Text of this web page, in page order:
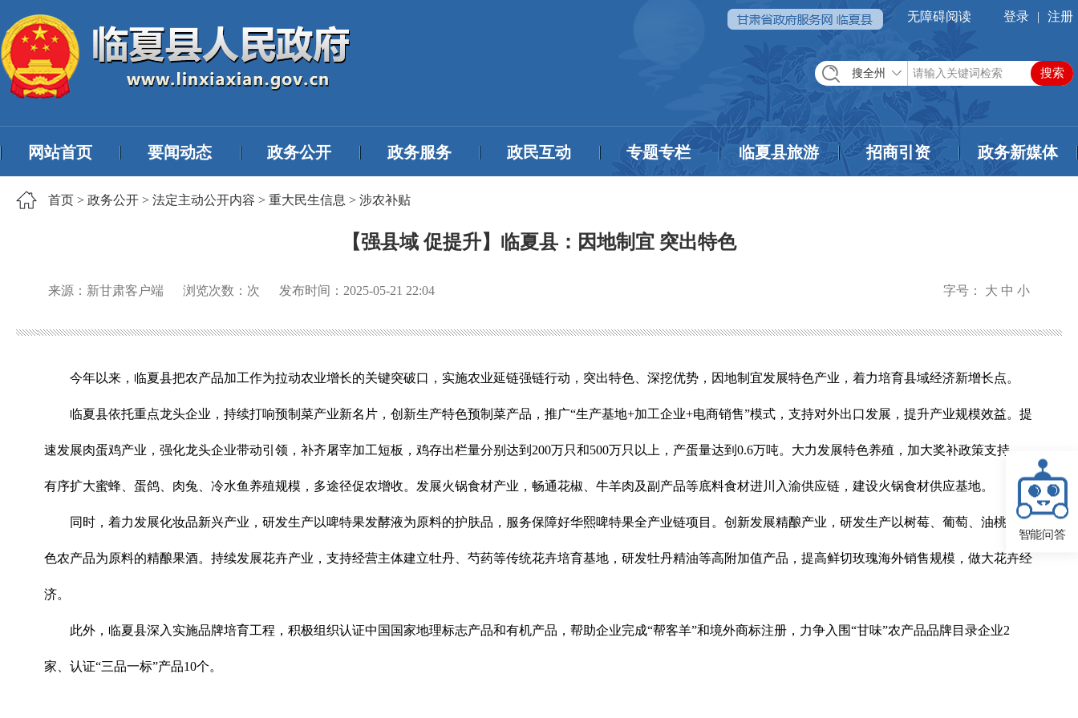
无障碍阅读 登录 | 注册
搜全州
网站首页 要闻动态 政务公开 政务服务 政民互动 专题专栏 临夏县旅游 招商引资 政务新媒体
首页 > 政务公开 > 法定主动公开内容 > 重大民生信息 > 涉农补贴
【强县域 促提升】临夏县：因地制宜 突出特色
来源：新甘肃客户端 浏览次数： 次 发布时间： 2025-05-21 22:04 字号： 大 中 小
今年以来，临夏县把农产品加工作为拉动农业增长的关键突破口，实施农业延链强链行动，突出特色、深挖优势，因地制宜发展特色产业，着力培育县域经济新增长点。
临夏县依托重点龙头企业，持续打响预制菜产业新名片，创新生产特色预制菜产品，推广“生产基地+加工企业+电商销售”模式，支持对外出口发展，提升产业规模效益。提
速发展肉蛋鸡产业，强化龙头企业带动引领，补齐屠宰加工短板，鸡存出栏量分别达到200万只和500万只以上，产蛋量达到0.6万吨。大力发展特色养殖，加大奖补政策支持，
有序扩大蜜蜂、蛋鸽、肉兔、冷水鱼养殖规模，多途径促农增收。发展火锅食材产业，畅通花椒、牛羊肉及副产品等底料食材进川入渝供应链，建设火锅食材供应基地。
同时，着力发展化妆品新兴产业，研发生产以啤特果发酵液为原料的护肤品，服务保障好华熙啤特果全产业链项目。创新发展精酿产业，研发生产以树莓、葡萄、油桃等特
色农产品为原料的精酿果酒。持续发展花卉产业，支持经营主体建立牡丹、芍药等传统花卉培育基地，研发牡丹精油等高附加值产品，提高鲜切玫瑰海外销售规模，做大花卉经
济。
此外，临夏县深入实施品牌培育工程，积极组织认证中国国家地理标志产品和有机产品，帮助企业完成“帮客羊”和境外商标注册，力争入围“甘味”农产品品牌目录企业2
家、认证“三品一标”产品10个。
智能问答